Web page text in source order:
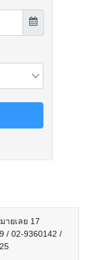
ายเลย 17
/ 02-9360142 /